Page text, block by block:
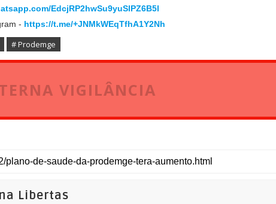
EdcjRP2hwSu9yuSlPZ6B5l
- https://t.me/+JNMkWEqTfhA1Y2Nh
# Prodemge
VIGILÂNCIA
Libertas